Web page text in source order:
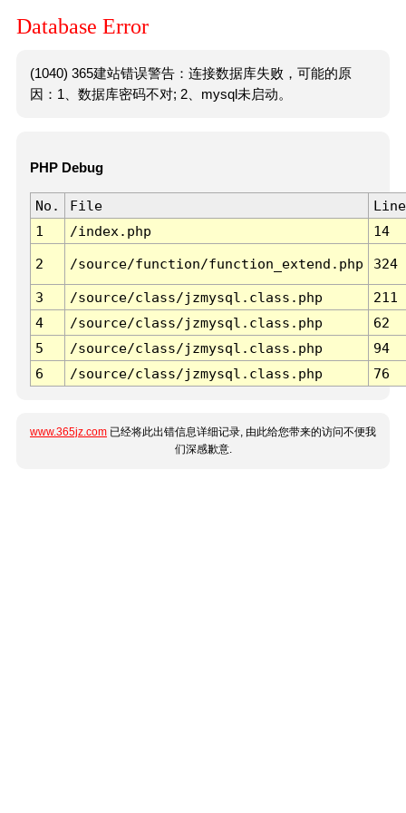
Database Error
(1040) 365建站错误警告：连接数据库失败，可能的原
因：1、数据库密码不对; 2、mysql未启动。
PHP Debug
No. File
Line
1
/index.php 14
2 /source/function/function_extend.php 324
3 /source/class/jzmysql.class.php
211
4
/source/class/jzmysql.class.php
62
5
/source/class/jzmysql.class.php
94
6
/source/class/jzmysql.class.php 76
www.365jz.com 已经将此出错信息详细记录, 由此给您带来的访问不便我
们深感歉意.